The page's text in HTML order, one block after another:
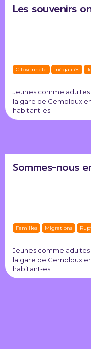
Les souvenirs
Citoyenneté Inégalités
Jeunes comme
la gare de Gembloux
habitant-es.
Sommes-nous
Familles Migrations
Jeunes comme
la gare de Gembloux
habitant-es.